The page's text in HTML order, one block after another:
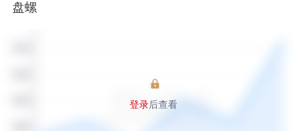
盘螺
登录后查看